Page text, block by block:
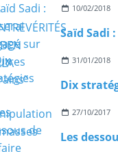
10/02/2018
31/01/2018
27/10/2017